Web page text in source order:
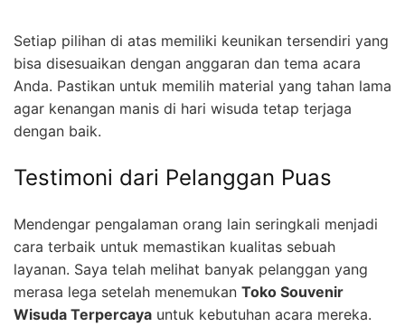
Setiap pilihan di atas memiliki keunikan tersendiri yang
bisa disesuaikan dengan anggaran dan tema acara
Anda. Pastikan untuk memilih material yang tahan lama
agar kenangan manis di hari wisuda tetap terjaga
dengan baik.
Testimoni dari Pelanggan Puas
Mendengar pengalaman orang lain seringkali menjadi
cara terbaik untuk memastikan kualitas sebuah
layanan. Saya telah melihat banyak pelanggan yang
merasa lega setelah menemukan Toko Souvenir
Wisuda Terpercaya untuk kebutuhan acara mereka.